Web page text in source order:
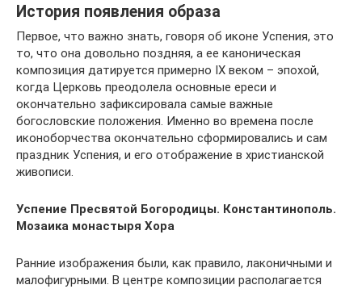
История появления образа
Первое, что важно знать, говоря об иконе Успения, это
то, что она довольно поздняя, а ее каноническая
композиция датируется примерно IX веком – эпохой,
когда Церковь преодолела основные ереси и
окончательно зафиксировала самые важные
богословские положения. Именно во времена после
иконоборчества окончательно сформировались и сам
праздник Успения, и его отображение в христианской
живописи.
Успение Пресвятой Богородицы. Константинополь.
Мозаика монастыря Хора
Ранние изображения были, как правило, лаконичными и
малофигурными. В центре композиции располагается